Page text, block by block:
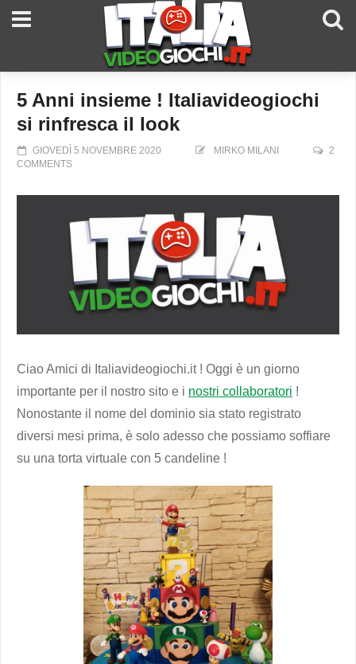
5 Anni insieme ! Italiavideogiochi
si rinfresca il look
GIOVEDÌ 5 NOVEMBRE 2020 MIRKO MILANI
2
COMMENTS
Ciao Amici di Italiavideogiochi.it ! Oggi è un giorno
importante per il nostro sito e i nostri collaboratori !
Nonostante il nome del dominio sia stato registrato
diversi mesi prima, è solo adesso che possiamo soffiare
su una torta virtuale con 5 candeline !